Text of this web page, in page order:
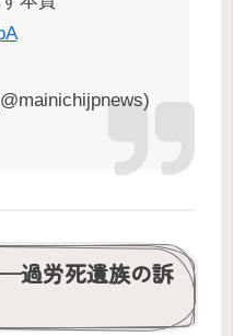
過労死遺族の訴